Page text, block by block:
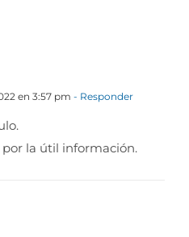
en 3:57 pm - Responder
por la útil información.